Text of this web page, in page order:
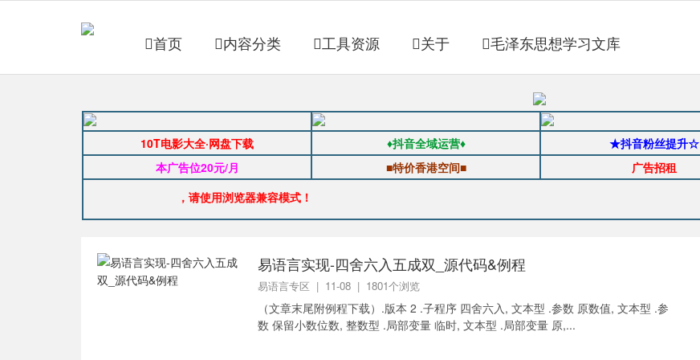
首页 内容分类 工具资源 关于 毛泽东思想学习文库
10T电影大全·网盘下载 ♦抖音全域运营♦ ★抖音粉丝提升☆
本广告位20元/月
■特价香港空间■ 广告招租
公告：如图片显示异常，请使用浏览器兼容模式！
易语言实现-四舍六入五成双_源代码&例程
易语言专区 | 11-08 | 1801个浏览
（文章末尾附例程下载）.版本 2 .子程序 四舍六入, 文本型 .参数 原数值, 文本型 .参
数 保留小数位数, 整数型 .局部变量 临时, 文本型 .局部变量 原,...